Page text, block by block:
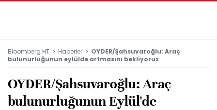
Bloomberg HT Haberler
OYDER/Şahsuvaroğlu: Araç
bulunurluğunun eylülde artmasını bekliyoruz
OYDER/Şahsuvaroğlu: Araç
bulunurluğunun Eylül'de